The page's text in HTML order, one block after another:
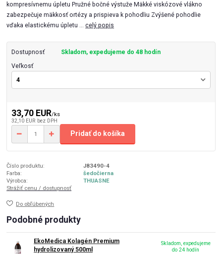
kompresívnemu úpletu Pružné bočné výstuže Mäkké viskózové vlákno
zabezpečuje mäkkosť ortézy a prispieva k pohodliu Zvýšené pohodlie
vďaka elastickému úpletu ...celý popis
Dostupnosť Skladom, expedujeme do 48 hodín
Veľkosť
33,70 EUR/ks
32,10 EUR bez DPH
Pridať do košíka
Číslo produktu:
J83490-4
Farba:
šedočierna
Výrobca:
THUASNE
Strážiť cenu / dostupnosť
Do obľúbených
Podobné produkty
EkoMedica Kolagén Premium
hydrolizovaný 500ml
Skladom, expedujeme
do 24 hodín